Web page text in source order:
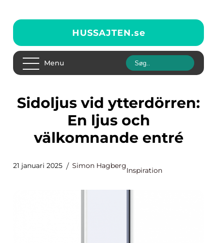
HUSSAJTEN.se
Menu
Sidoljus vid ytterdörren:
En ljus och
välkomnande entré
21 januari 2025 Simon Hagberg
Inspiration